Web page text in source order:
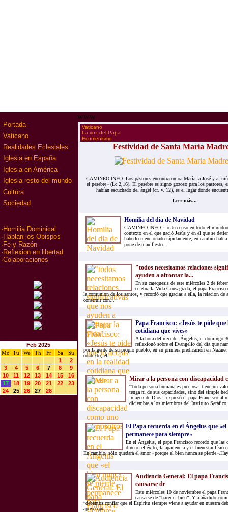
Portada
Vaticano
Realidades Eclesiales
Iglesia en España
Iglesia en América
Iglesia resto del mundo
Cultura
Sociedad
· Homilia Dominical
· Hablan los Obispos
· Fe y Razón
· Reflexion en libertad
·Colaboraciones
Feb 2025
Mo
Tu We Th Fr Sa
Su
1
2
3
4 5 6 7 8
9
10
11 12 13 14 15
16
17
18 19 20 21 22
23
24
25 26 27 28
www
·Vaticano
·La voz del Papa
·Ecumenismo
Festividad de Santa Maria
CAMINEO.INFO.-Los pastores encontraron «a María, a José y al
el pesebre» (Lc 2,16). El pesebre es signo gozoso para los pastores,
habían escuchado del ángel (cf. v. 12), es el lugar donde
Leer más...
Homilia del dia de Navidad
CAMINEO.INFO.- «Un censo en todo el
contexto en el que nació Jesús y en el que se
haberlo mencionado rápidamente, en cambio
pone de manifiesto...
"todos necesitamos relaciones
ayuden a afrontar la...
En su catequesis de este miércoles 2 de
celebra la Vida Consagrada, el papa
la comunión de los santos, y recordó que gracias a ella, la relación de
construir con...
Papa Francisco: «Jesús te pide
cotidiana que vives»
A la hora del rezo del Ángelus, el domingo
reflexionó sobre el Evangelio del día que
por la gente de su propio pueblo, en su primera predicación en
contexto, el...
Mirar a la persona con discapacidad
“Toda persona humana es preciosa, tiene un
tenga ni de sus capacidades, sino del simple
imagen de Dios”, expresó el papa Francisco al
diciembre a los miembros del Instituto
El Papa recuerda en el Ángelus que
permanece para siempre»
En el Ángelus, el papa Francisco recordó que las
dinero, el éxito, la apariencia y el bienestar físico
En cambio, sólo quedará el amor «porque el bien nunca se
Audiencia General: El papa
cansarse de
Este miércoles 10 de noviembre el papa
cansarse de “hacer el bien”. Y a añadido
“debemos confiar que el Espíritu siempre viene a ayudar en nuestra
apoyo que...